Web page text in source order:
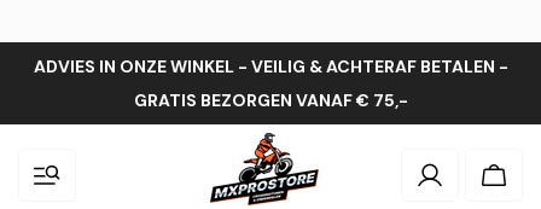
ADVIES IN ONZE WINKEL - VEILIG & ACHTERAF BETALEN -
GRATIS BEZORGEN VANAF € 75,-
Inloggen